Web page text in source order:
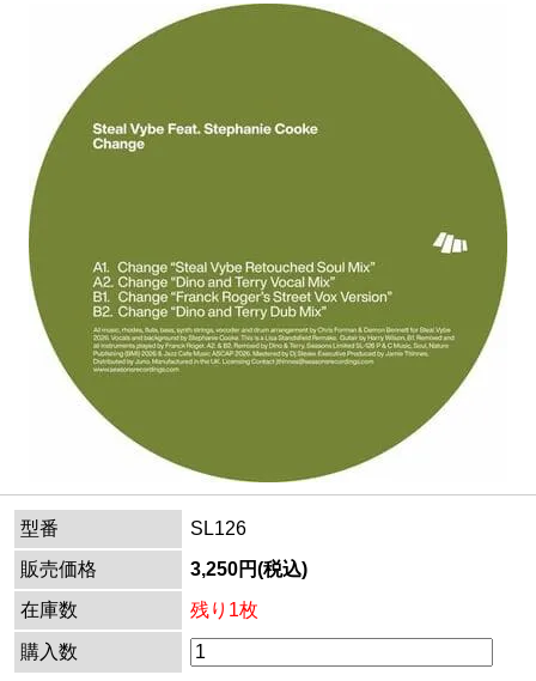
型番
SL126
販売価格
3,250円(税込)
在庫数
残り1枚
購入数